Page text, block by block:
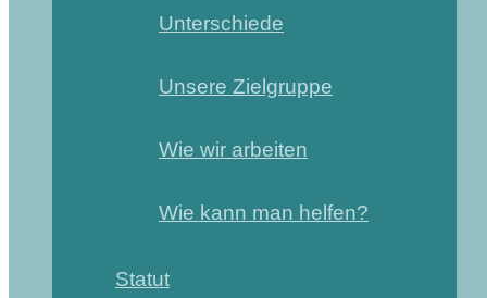
Unterschiede
Unsere Zielgruppe
Wie wir arbeiten
Wie kann man helfen?
Statut